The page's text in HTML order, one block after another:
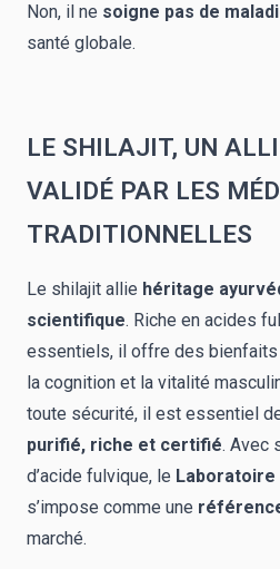
Non, il ne soigne pas de
santé globale.
LE SHILAJIT, UN
VALIDÉ PAR LES
TRADITIONNELLES
Le shilajit allie héritage
scientifique. Riche en acides
essentiels, il offre des bienfaits
la cognition et la vitalité
toute sécurité, il est essentiel
purifié, riche et certifié. Avec
d’acide fulvique, le Laboratoire
s’impose comme une
marché.